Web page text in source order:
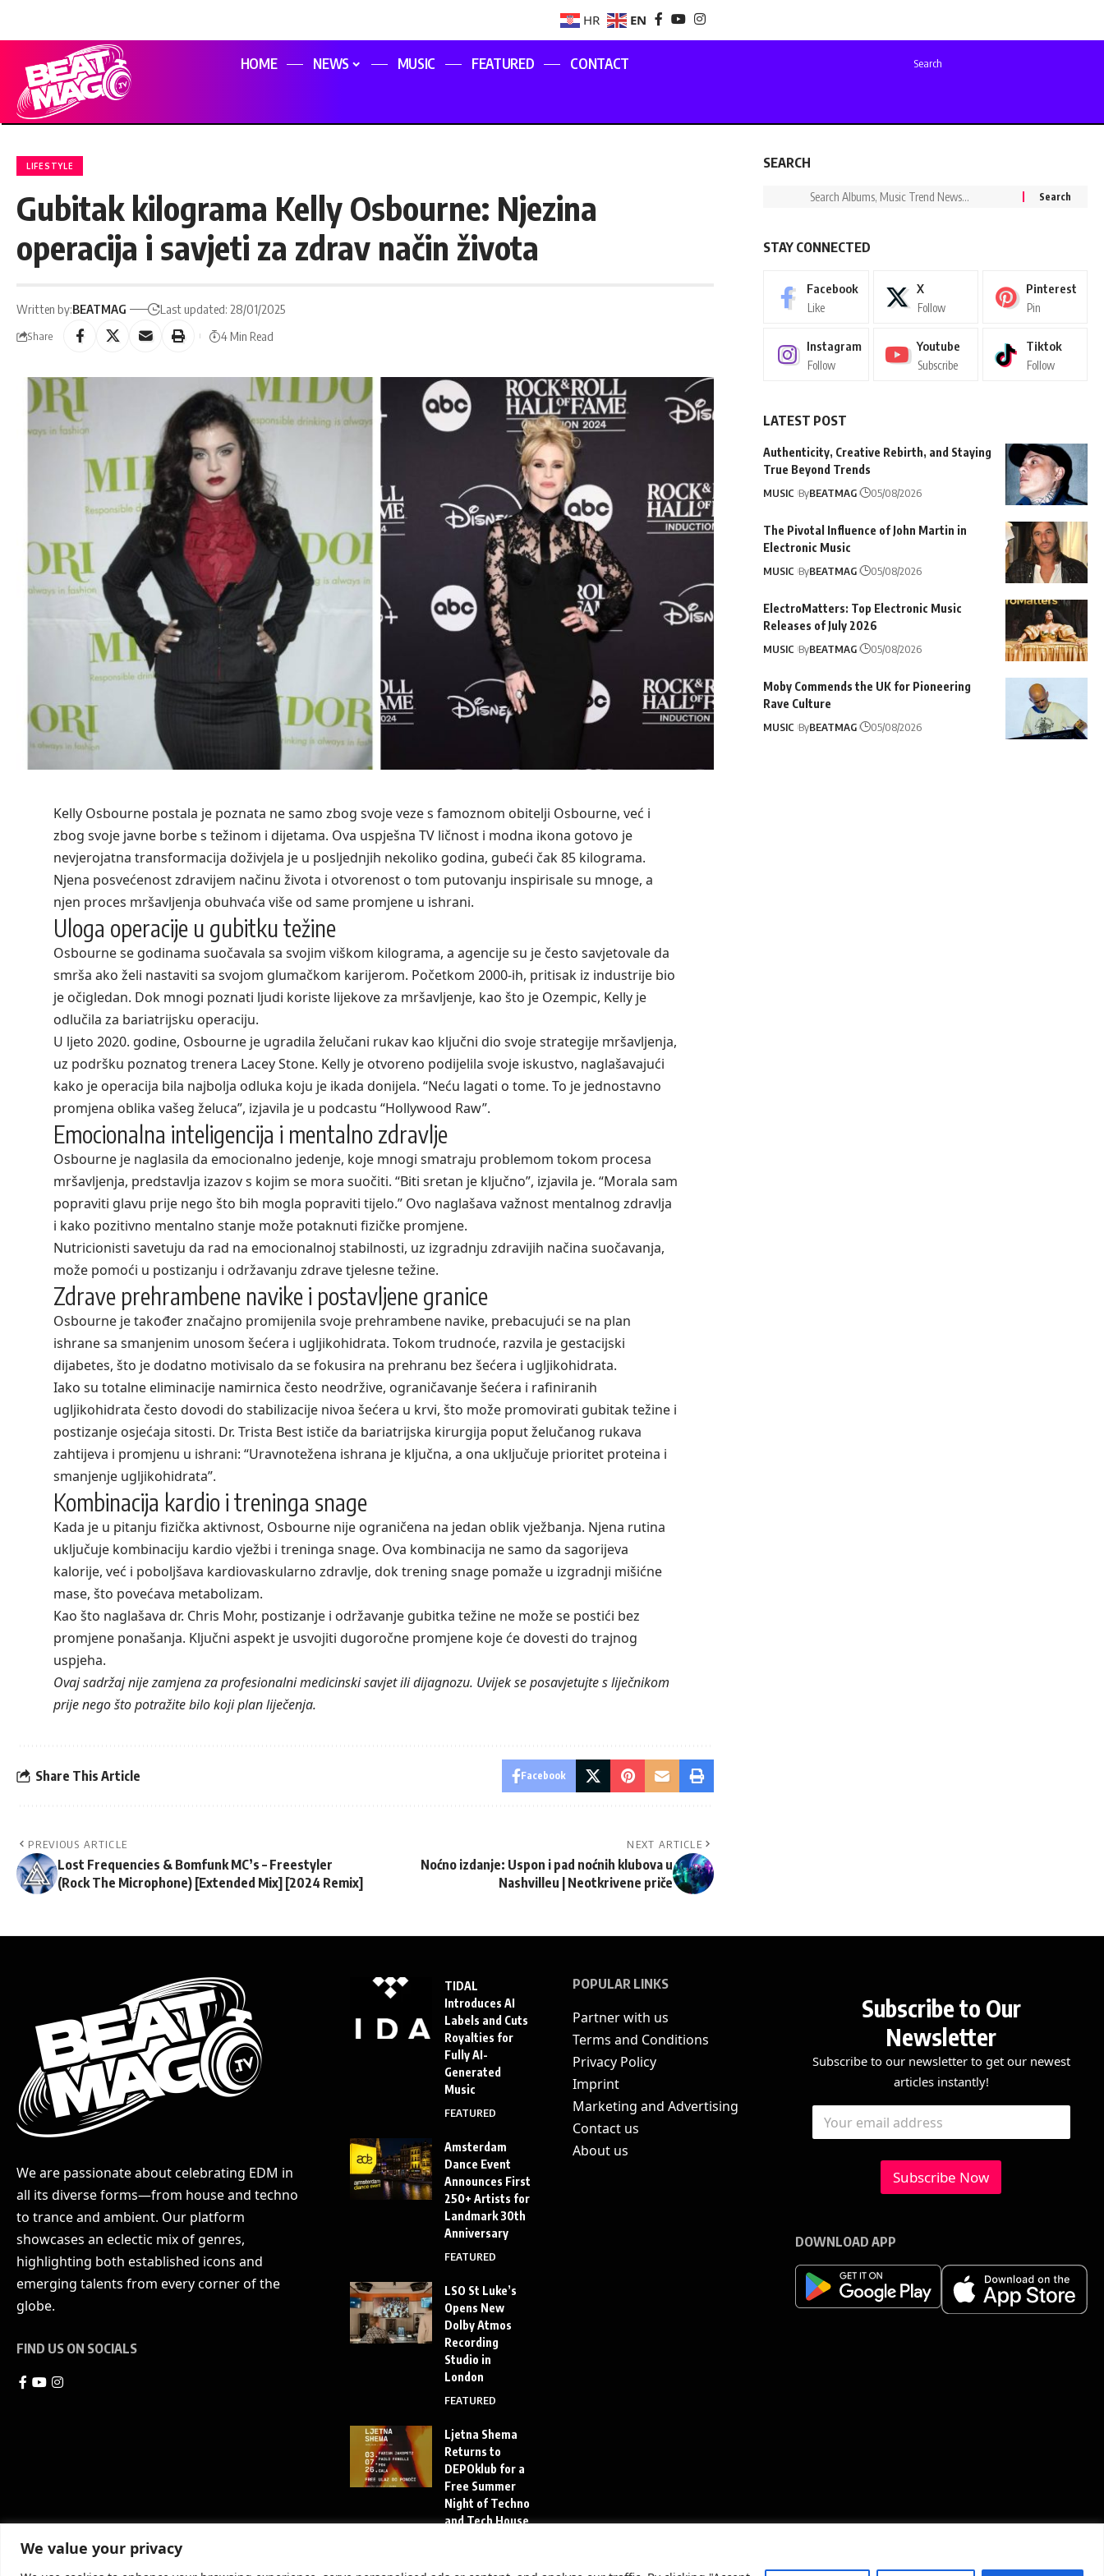
We value your privacy
HR EN
HOME NEWS MUSIC FEATURED CONTACT Search
LIFESTYLE
Gubitak kilograma Kelly Osbourne: Njezina
operacija i savjeti za zdrav način života
Written by:BEATMAG Last updated: 28/01/2025
Share 4 Min Read
Kelly Osbourne postala je poznata ne samo zbog svoje veze s famoznom obitelji Osbourne, već i
zbog svoje javne borbe s težinom i dijetama. Ova uspješna TV ličnost i modna ikona gotovo je
nevjerojatna transformacija doživjela je u posljednjih nekoliko godina, gubeći čak 85 kilograma.
Njena posvećenost zdravijem načinu života i otvorenost o tom putovanju inspirisale su mnoge, a
njen proces mršavljenja obuhvaća više od same promjene u ishrani.
Uloga operacije u gubitku težine
Osbourne se godinama suočavala sa svojim viškom kilograma, a agencije su je često savjetovale da
smrša ako želi nastaviti sa svojom glumačkom karijerom. Početkom 2000-ih, pritisak iz industrije bio
je očigledan. Dok mnogi poznati ljudi koriste lijekove za mršavljenje, kao što je Ozempic, Kelly je
odlučila za bariatrijsku operaciju.
U ljeto 2020. godine, Osbourne je ugradila želučani rukav kao ključni dio svoje strategije mršavljenja,
uz podršku poznatog trenera Lacey Stone. Kelly je otvoreno podijelila svoje iskustvo, naglašavajući
kako je operacija bila najbolja odluka koju je ikada donijela. “Neću lagati o tome. To je jednostavno
promjena oblika vašeg želuca”, izjavila je u podcastu “Hollywood Raw”.
Emocionalna inteligencija i mentalno zdravlje
Osbourne je naglasila da emocionalno jedenje, koje mnogi smatraju problemom tokom procesa
mršavljenja, predstavlja izazov s kojim se mora suočiti. “Biti sretan je ključno”, izjavila je. “Morala sam
popraviti glavu prije nego što bih mogla popraviti tijelo.” Ovo naglašava važnost mentalnog zdravlja
i kako pozitivno mentalno stanje može potaknuti fizičke promjene.
Nutricionisti savetuju da rad na emocionalnoj stabilnosti, uz izgradnju zdravijih načina suočavanja,
može pomoći u postizanju i održavanju zdrave tjelesne težine.
Zdrave prehrambene navike i postavljene granice
Osbourne je također značajno promijenila svoje prehrambene navike, prebacujući se na plan
ishrane sa smanjenim unosom šećera i ugljikohidrata. Tokom trudnoće, razvila je gestacijski
dijabetes, što je dodatno motivisalo da se fokusira na prehranu bez šećera i ugljikohidrata.
Iako su totalne eliminacije namirnica često neodržive, ograničavanje šećera i rafiniranih
ugljikohidrata često dovodi do stabilizacije nivoa šećera u krvi, što može promovirati gubitak težine i
postizanje osjećaja sitosti. Dr. Trista Best ističe da bariatrijska kirurgija poput želučanog rukava
zahtijeva i promjenu u ishrani: “Uravnotežena ishrana je ključna, a ona uključuje prioritet proteina i
smanjenje ugljikohidrata”.
Kombinacija kardio i treninga snage
Kada je u pitanju fizička aktivnost, Osbourne nije ograničena na jedan oblik vježbanja. Njena rutina
uključuje kombinaciju kardio vježbi i treninga snage. Ova kombinacija ne samo da sagorijeva
kalorije, već i poboljšava kardiovaskularno zdravlje, dok trening snage pomaže u izgradnji mišićne
mase, što povećava metabolizam.
Kao što naglašava dr. Chris Mohr, postizanje i održavanje gubitka težine ne može se postići bez
promjene ponašanja. Ključni aspekt je usvojiti dugoročne promjene koje će dovesti do trajnog
uspjeha.
Ovaj sadržaj nije zamjena za profesionalni medicinski savjet ili dijagnozu. Uvijek se posavjetujte s liječnikom
prije nego što potražite bilo koji plan liječenja.
Share This Article Facebook
PREVIOUS ARTICLE
Lost Frequencies & Bomfunk MC’s – Freestyler
(Rock The Microphone) [Extended Mix] [2024 Remix]
NEXT ARTICLE
Noćno izdanje: Uspon i pad noćnih klubova u
Nashvilleu | Neotkrivene priče
SEARCH
STAY CONNECTED
Facebook
Like
X
Follow
Pinterest
Pin
Instagram
Follow
Youtube
Subscribe
Tiktok
Follow
LATEST POST
Authenticity, Creative Rebirth, and Staying
True Beyond Trends
MUSIC ByBEATMAG 05/08/2026
The Pivotal Influence of John Martin in
Electronic Music
MUSIC ByBEATMAG 05/08/2026
ElectroMatters: Top Electronic Music
Releases of July 2026
MUSIC ByBEATMAG 05/08/2026
Moby Commends the UK for Pioneering
Rave Culture
MUSIC ByBEATMAG 05/08/2026
We are passionate about celebrating EDM in
all its diverse forms—from house and techno
to trance and ambient. Our platform
showcases an eclectic mix of genres,
highlighting both established icons and
emerging talents from every corner of the
globe.
FIND US ON SOCIALS
TIDAL
Introduces AI
Labels and Cuts
Royalties for
Fully AI-
Generated
Music
FEATURED
Amsterdam
Dance Event
Announces First
250+ Artists for
Landmark 30th
Anniversary
FEATURED
LSO St Luke’s
Opens New
Dolby Atmos
Recording
Studio in
London
FEATURED
Ljetna Shema
Returns to
DEPOklub for a
Free Summer
Night of Techno
and Tech House
POPULAR LINKS
Partner with us
Terms and Conditions
Privacy Policy
Imprint
Marketing and Advertising
Contact us
About us
Subscribe to Our
Newsletter
Subscribe to our newsletter to get our newest
articles instantly!
E
a
i
l
a
l
E
a
Subscribe Now
DOWNLOAD APP